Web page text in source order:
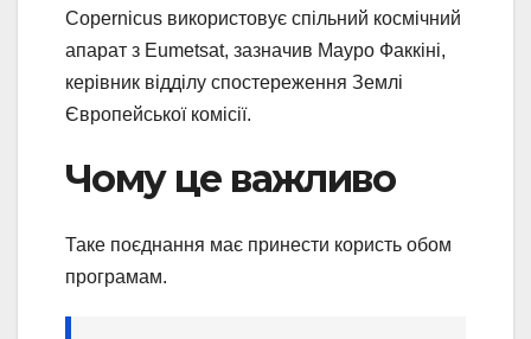
Copernicus використовує спільний космічний
апарат з Eumetsat, зазначив Мауро Факкіні,
керівник відділу спостереження Землі
Європейської комісії.
Чому це важливо
Таке поєднання має принести користь обом
програмам.